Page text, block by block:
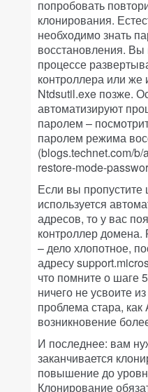
попробовать
клонирования.
необходимо знать
восстановления. Вы
процессе
контроллера или же
Ntdsutil.exe позже.
автоматизируют
паролем –
паролем режима
(blogs.technet.com/b/
restore-mode-
Если вы пропустите
используется
адресов, то у вас
контроллер
– дело хлопотное,
адресу
что помните о шаге
ничего не усвоите
проблема стара,
возникновение
И последнее: вам
заканчивается
повышение до
Клонирование